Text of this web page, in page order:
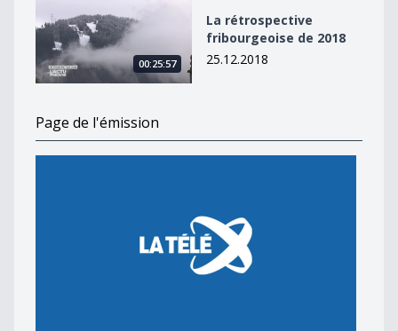
00:25:57
La rétrospective
fribourgeoise de 2018
25.12.2018
Page de l'émission